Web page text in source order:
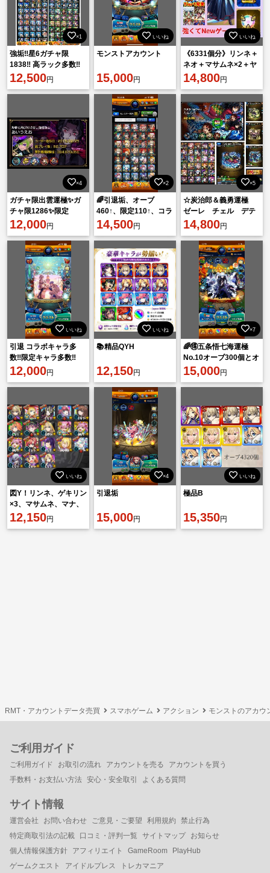
×1
強垢‼️星6ガチャ限
1838‼️ 高ラック多数‼️
ID9桁‼️
12,500円
いいね
モンストアカウント
15,000円
いいね
《6331個分》リンネ＋
ネオ＋マサムネ×2＋ヤ
クモ＋クリボー＆コラ
ボ守護獣【SS級_125】
14,800円
×4
ガチャ限出雲運極✨ガ
チャ限1286✨限定
322✨紋章10000↑✨ ID9
桁引退
12,000円
×2
🌈引退垢、オーブ
460↑、限定110↑、コラ
ボキャラ多数！
14,500円
×5
☆炭治郎＆義勇運極
ゼーレ チェル デテ
ィアカル運極 リン
ネ 萌萌 ダイナー
アルセーヌ 他
14,800円
いいね
引退 コラボキャラ多
数‼️限定キャラ多数‼️
12,000円
いいね
📚精品QYH
12,150円
×7
🌈🉐五条悟七海運極
No.10オーブ300個とオ
ーブ引換券54枚（計
270個）
15,000円
いいね
図Y！リンネ、ゲキリン
×3、マサムネ、マナ、
エル
12,150円
×4
引退垢
15,000円
いいね
極品B
15,350円
RMT・アカウントデータ売買 スマホゲーム アクション モンストのアカウ
ご利用ガイド
ご利用ガイド お取引の流れ アカウントを売る
アカウントを買う
手数料・お支払い方法 安心・安全取引 よくある質問
サイト情報
運営会社 お問い合わせ ご意見・ご要望 利用規約
禁止行為
特定商取引法の記載
口コミ・評判一覧 サイトマップ
お知らせ
個人情報保護方針
アフィリエイト GameRoom
PlayHub
ゲームクエスト
アイドルプレス トレカマニア